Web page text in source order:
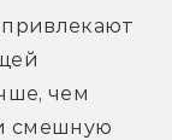
чем
смешную